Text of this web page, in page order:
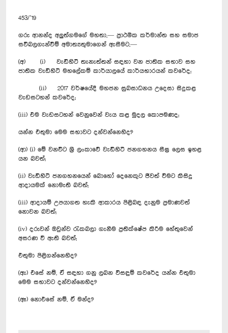
453/’19
ගරු ආනන්ද අලුත්ගමගේ මහතා,— ප්‍රාථමික කර්මාන්ත සහ සමාජ
සවිබලගැන්වීම් අමාත්‍යතුමාගෙන් ඇසීමට,—
(අ) (i) වැඩිහිටි තැනැත්තන් සඳහා වන ජාතික සභාව සහ
ජාතික වැඩිහිටි මහලේකම් කාර්යාලයේ කාර්යභාරයන් කවරේද;
(ii) 2017 වර්ෂයේදී මහජන සුබසාධනය උදෙසා සිදුකළ
වැඩසටහන් කවරේද;
(iii) එම වැඩසටහන් වෙනුවෙන් වැය කළ මුදල කොපමණද;
යන්න එතුමා මෙම සභාවට දන්වන්නෙහිද?
(ආ) (i) මේ වනවිට ශ්‍රී ලංකාවේ වැඩිහිටි ජනගහනය සීඝ්‍ර ලෙස ඉහළ
යන බවත්;
(ii) වැඩිහිටි ජනගහනයෙන් බොහෝ දෙනෙකුට ජීවත් වීමට කිසිදු
ආදායමක් නොමැති බවත්;
(iii) ආදායම් උපයාගත හැකි ආකාරය පිළිබඳ දැනුම ප්‍රමාණවත්
නොවන බවත්;
(iv) දරුවන් ඔවුන්ව රැකබලා ගැනීම ප්‍රතික්ෂේප කිරීම‍ හේතුවෙන්
අසරණ වී ඇති බවත්;
එතුමා පිළිගන්නෙහිද?
(ඇ) එසේ නම්, ඒ සඳහා ගනු ලබන විසඳුම් කවරේද යන්න එතුමා
මෙම සභාවට දන්වන්නෙහිද?
(ඈ) නොඑසේ නම්, ඒ මන්ද?